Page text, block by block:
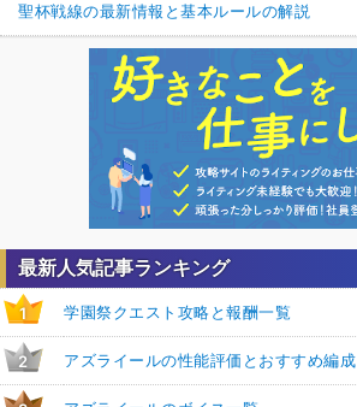
最新人気記事ランキング
1 学園祭クエスト攻略と報酬一覧
2 アズライールの性能評価とおすすめ編成
聖杯戦線の最新情報と基本ルールの解説